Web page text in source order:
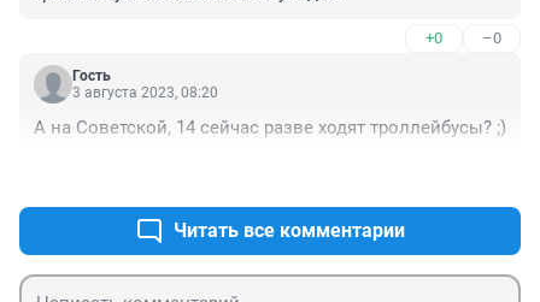
+0 –0
Гость
3 августа 2023, 08:20
А на Советской, 14 сейчас разве ходят троллейбусы? ;)
Читать все комментарии